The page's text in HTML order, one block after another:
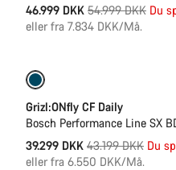
46.999 DKK Original
pris
54.999 DKK Du
eller fra 7.834 DKK/Må.
Grizl:ONfly CF Daily
Bosch Performance Line SX
39.299 DKK Original
pris
43.199 DKK Du
eller fra 6.550 DKK/Må.